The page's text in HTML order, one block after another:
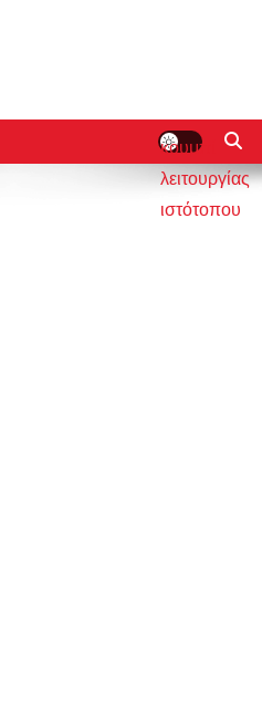
κουμπί
λειτουργίας
ιστότοπου